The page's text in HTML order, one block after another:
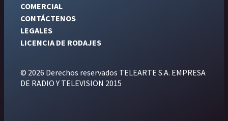
COMERCIAL
CONTÁCTENOS
LEGALES
LICENCIA DE RODAJES
© 2026 Derechos reservados TELEARTE S.A. EMPRESA
DE RADIO Y TELEVISION 2015